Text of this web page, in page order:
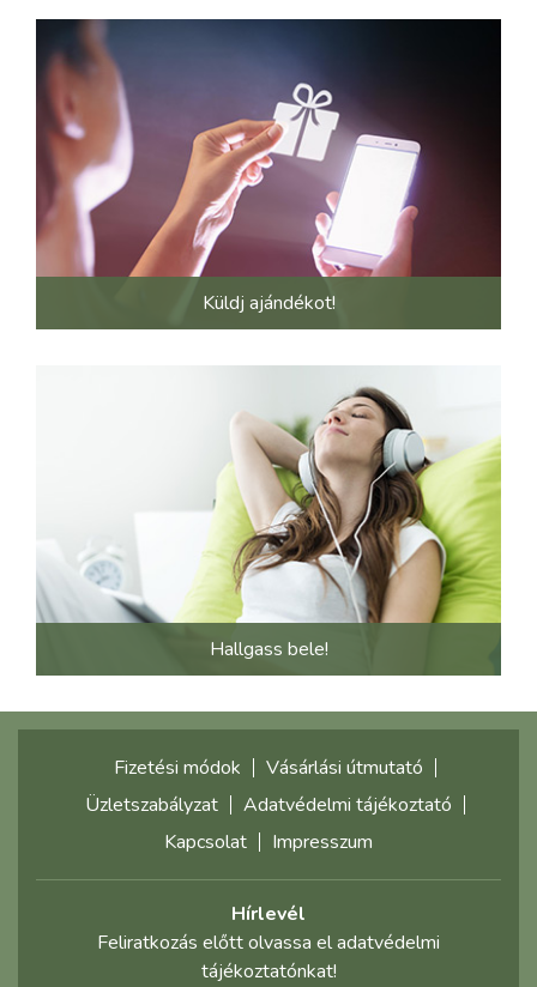
Küldj ajándékot!
Hallgass bele!
Fizetési módok
Vásárlási útmutató
Üzletszabályzat
Adatvédelmi tájékoztató
Kapcsolat
Impresszum
Hírlevél
Feliratkozás előtt olvassa el adatvédelmi
tájékoztatónkat!